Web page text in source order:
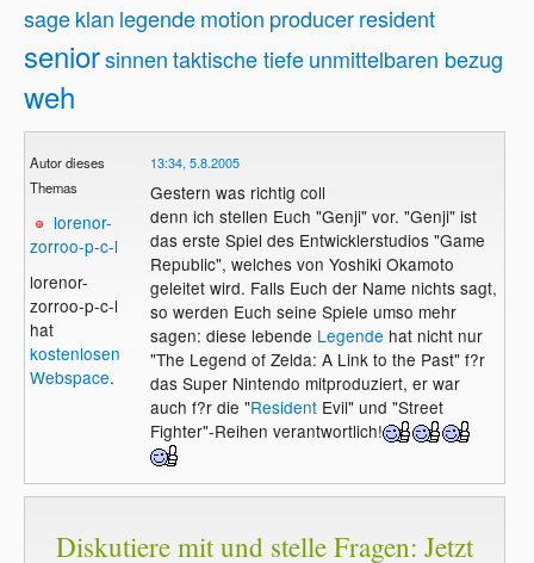
sageklan legendemotion producerresident
seniorsinnentaktische tiefeunmittelbaren bezug
weh
Autor dieses
Themas
lorenor-
zorroo-p-c-l
lorenor-
zorroo-p-c-l
hat
kostenlosen
Webspace.
13:34, 5.8.2005
Gestern was richtig coll
denn ich stellen Euch "Genji" vor. "Genji" ist
das erste Spiel des Entwicklerstudios "Game
Republic", welches von Yoshiki Okamoto
geleitet wird. Falls Euch der Name nichts sagt,
so werden Euch seine Spiele umso mehr
sagen: diese lebende Legende hat nicht nur
"The Legend of Zelda: A Link to the Past" f?r
das Super Nintendo mitproduziert, er war
auch f?r die "ResidentEvil" und "Street
Fighter"-Reihen verantwortlich!
Diskutiere mit und stelle Fragen: Jetzt